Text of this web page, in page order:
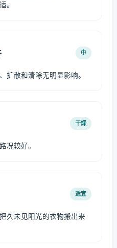
。
中
扩散和清除无明显影响。
干燥
况较好。
适宜
久未见阳光的衣物搬出来